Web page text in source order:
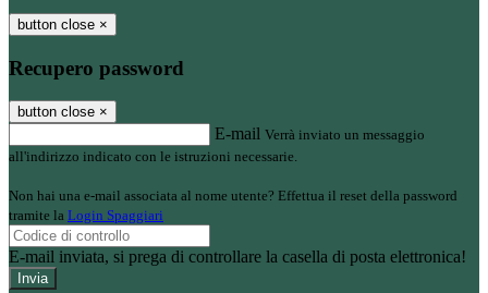
button close ×
Recupero password
button close ×
E-mail Verrà inviato un messaggio
all'indirizzo indicato con le istruzioni necessarie.
Non hai una e-mail associata al nome utente? Effettua il reset della password
tramite la Login Spaggiari
E-mail inviata, si prega di controllare la casella di posta elettronica!